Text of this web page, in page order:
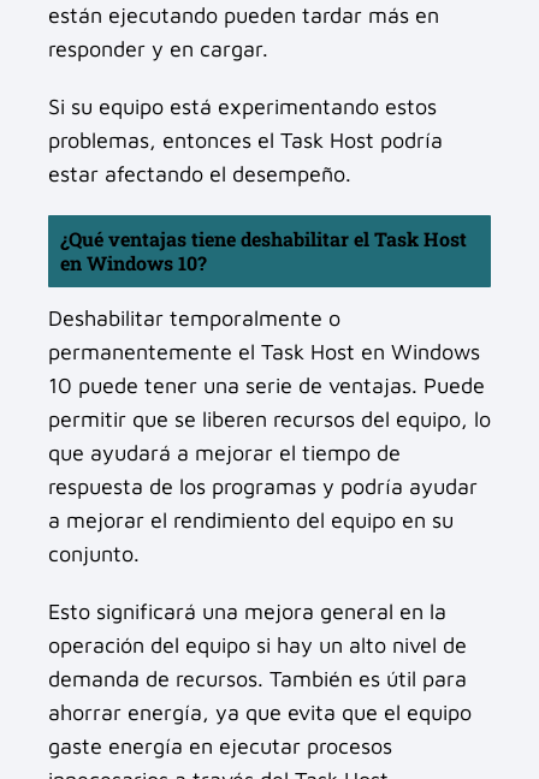
están ejecutando pueden tardar más en
responder y en cargar.
Si su equipo está experimentando estos
problemas, entonces el Task Host podría
estar afectando el desempeño.
¿Qué ventajas tiene deshabilitar el Task Host
en Windows 10?
Deshabilitar temporalmente o
permanentemente el Task Host en Windows
10 puede tener una serie de ventajas. Puede
permitir que se liberen recursos del equipo, lo
que ayudará a mejorar el tiempo de
respuesta de los programas y podría ayudar
a mejorar el rendimiento del equipo en su
conjunto.
Esto significará una mejora general en la
operación del equipo si hay un alto nivel de
demanda de recursos. También es útil para
ahorrar energía, ya que evita que el equipo
gaste energía en ejecutar procesos